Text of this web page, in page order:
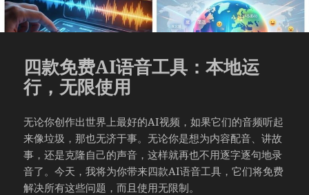
四款免费AI语音工具：本地运
行，无限使用
无论你创作出世界上最好的AI视频，如果它们的音频听起
来像垃圾，那也无济于事。无论你是想为内容配音、讲故
事，还是克隆自己的声音，这样就再也不用逐字逐句地录
音了。今天，我将为你带来四款AI语音工具，它们将免费
解决所有这些问题，而且使用无限制。